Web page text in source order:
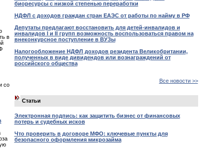
в
со
биоресурсы с низкой степенью переработки
НДФЛ с доходов граждан стран ЕАЭС от работы по найму в РФ
Депутаты предлагают восстановить для детей-инвалидов и
инвалидов I и II групп возможность воспользоваться правом на
внеконкурсное поступление в ВУЗы
Налогообложение НДФЛ доходов резидента Великобритании,
полученных в виде дивидендов или вознаграждений от
российского общества
Все новости >>
Статьи
Электронная подпись: как защитить бизнес от финансовых
потерь и судебных исков
Что проверить в договоре МФО: ключевые пункты для
безопасного оформления микрозайма